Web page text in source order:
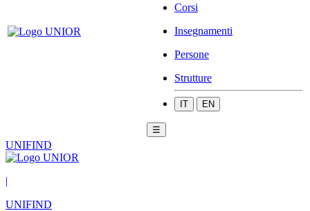
Corsi
Insegnamenti
Persone
Strutture
IT EN
☰
UNIFIND
|
UNIFIND